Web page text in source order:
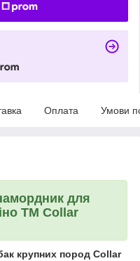
Оплата Умови
для
ТМ Collar
крупних пород Collar